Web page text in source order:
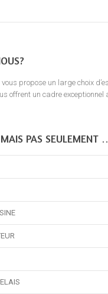
vous propose un large choix
offrent un cadre exceptionnel
MAIS PAS SEULEMENT